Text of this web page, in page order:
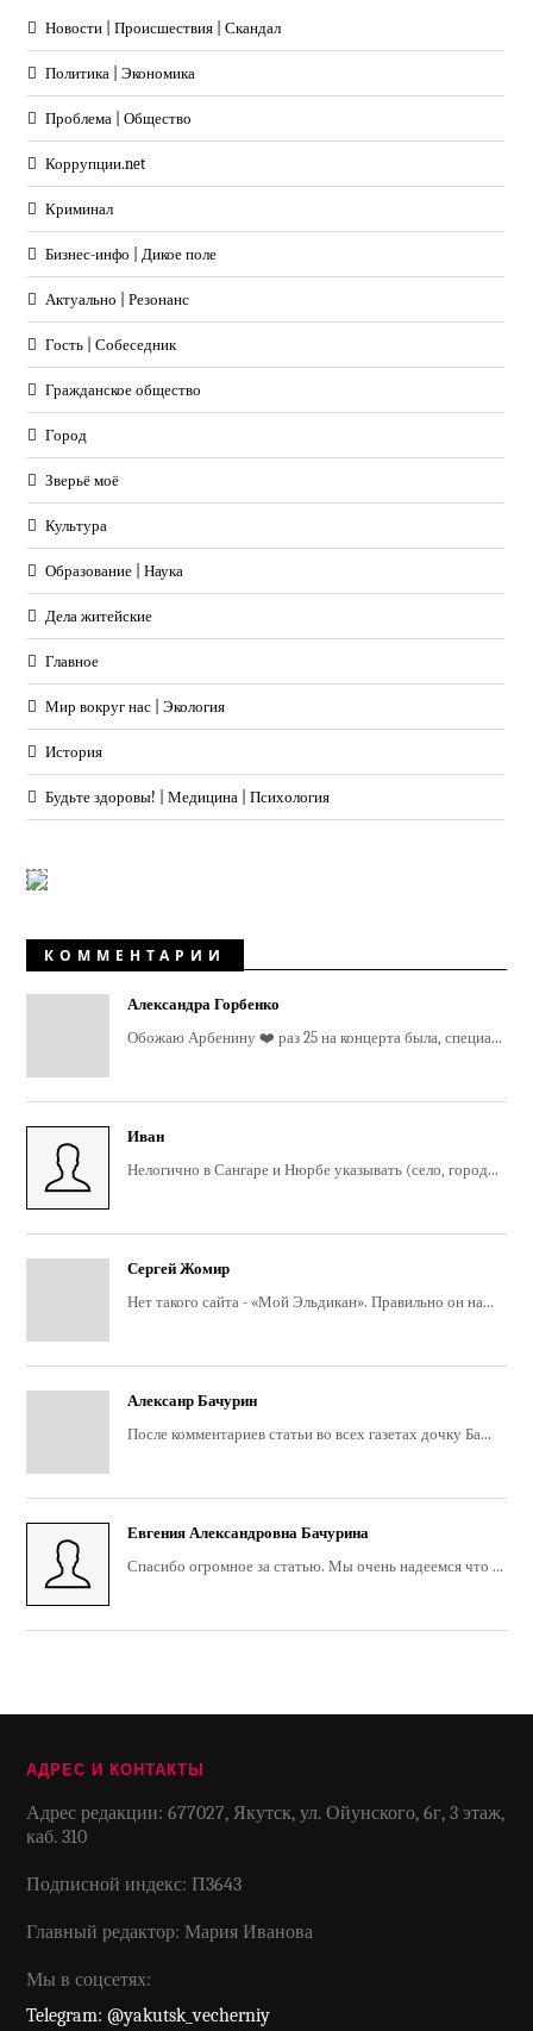
Новости | Происшествия | Скандал
Политика | Экономика
Проблема | Общество
Коррупции.net
Криминал
Бизнес-инфо | Дикое поле
Актуально | Резонанс
Гость | Собеседник
Гражданское общество
Город
Зверьё моё
Культура
Образование | Наука
Дела житейские
Главное
Мир вокруг нас | Экология
История
Будьте здоровы! | Медицина | Психология
КОММЕНТАРИИ
Александра Горбенко
Обожаю Арбенину ❤️ раз 25 на концерта была, специа...
Иван
Нелогично в Сангаре и Нюрбе указывать (село, город...
Сергей Жомир
Нет такого сайта - «Мой Эльдикан». Правильно он на...
Алексанр Бачурин
После комментариев статьи во всех газетах дочку Ба...
Евгения Александровна Бачурина
Спасибо огромное за статью. Мы очень надеемся что ...
АДРЕС И КОНТАКТЫ
Адрес редакции: 677027, Якутск, ул. Ойунского, 6г, 3 этаж,
каб. 310
Подписной индекс: П3643
Главный редактор: Мария Иванова
Мы в соцсетях:
Telegram: @yakutsk_vecherniy